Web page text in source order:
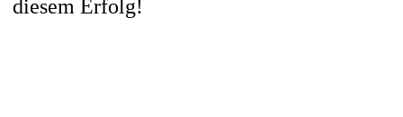
diesem Erfolg!